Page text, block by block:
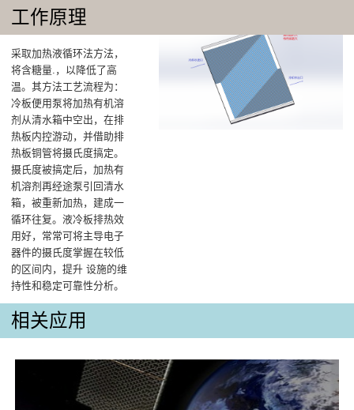
工作原理
采取加热液循环法方法，
将含糖量.，以降低了高
温‌。其方法工艺流程为：
冷板便用泵将加热有机溶
剂从清水箱中空出，在排
热板内控游动，并借助排
热板铜管将摄氏度搞定。
摄氏度被搞定后，加热有
机溶剂再经途泵引回清水
箱，被重新加热，建成一
循环往复。液冷板排热效
用好，常常可将主导电子
器件的摄氏度掌握在较低
的区间内，提升 设施的维
持性和稳定可靠性分析。
相关应用